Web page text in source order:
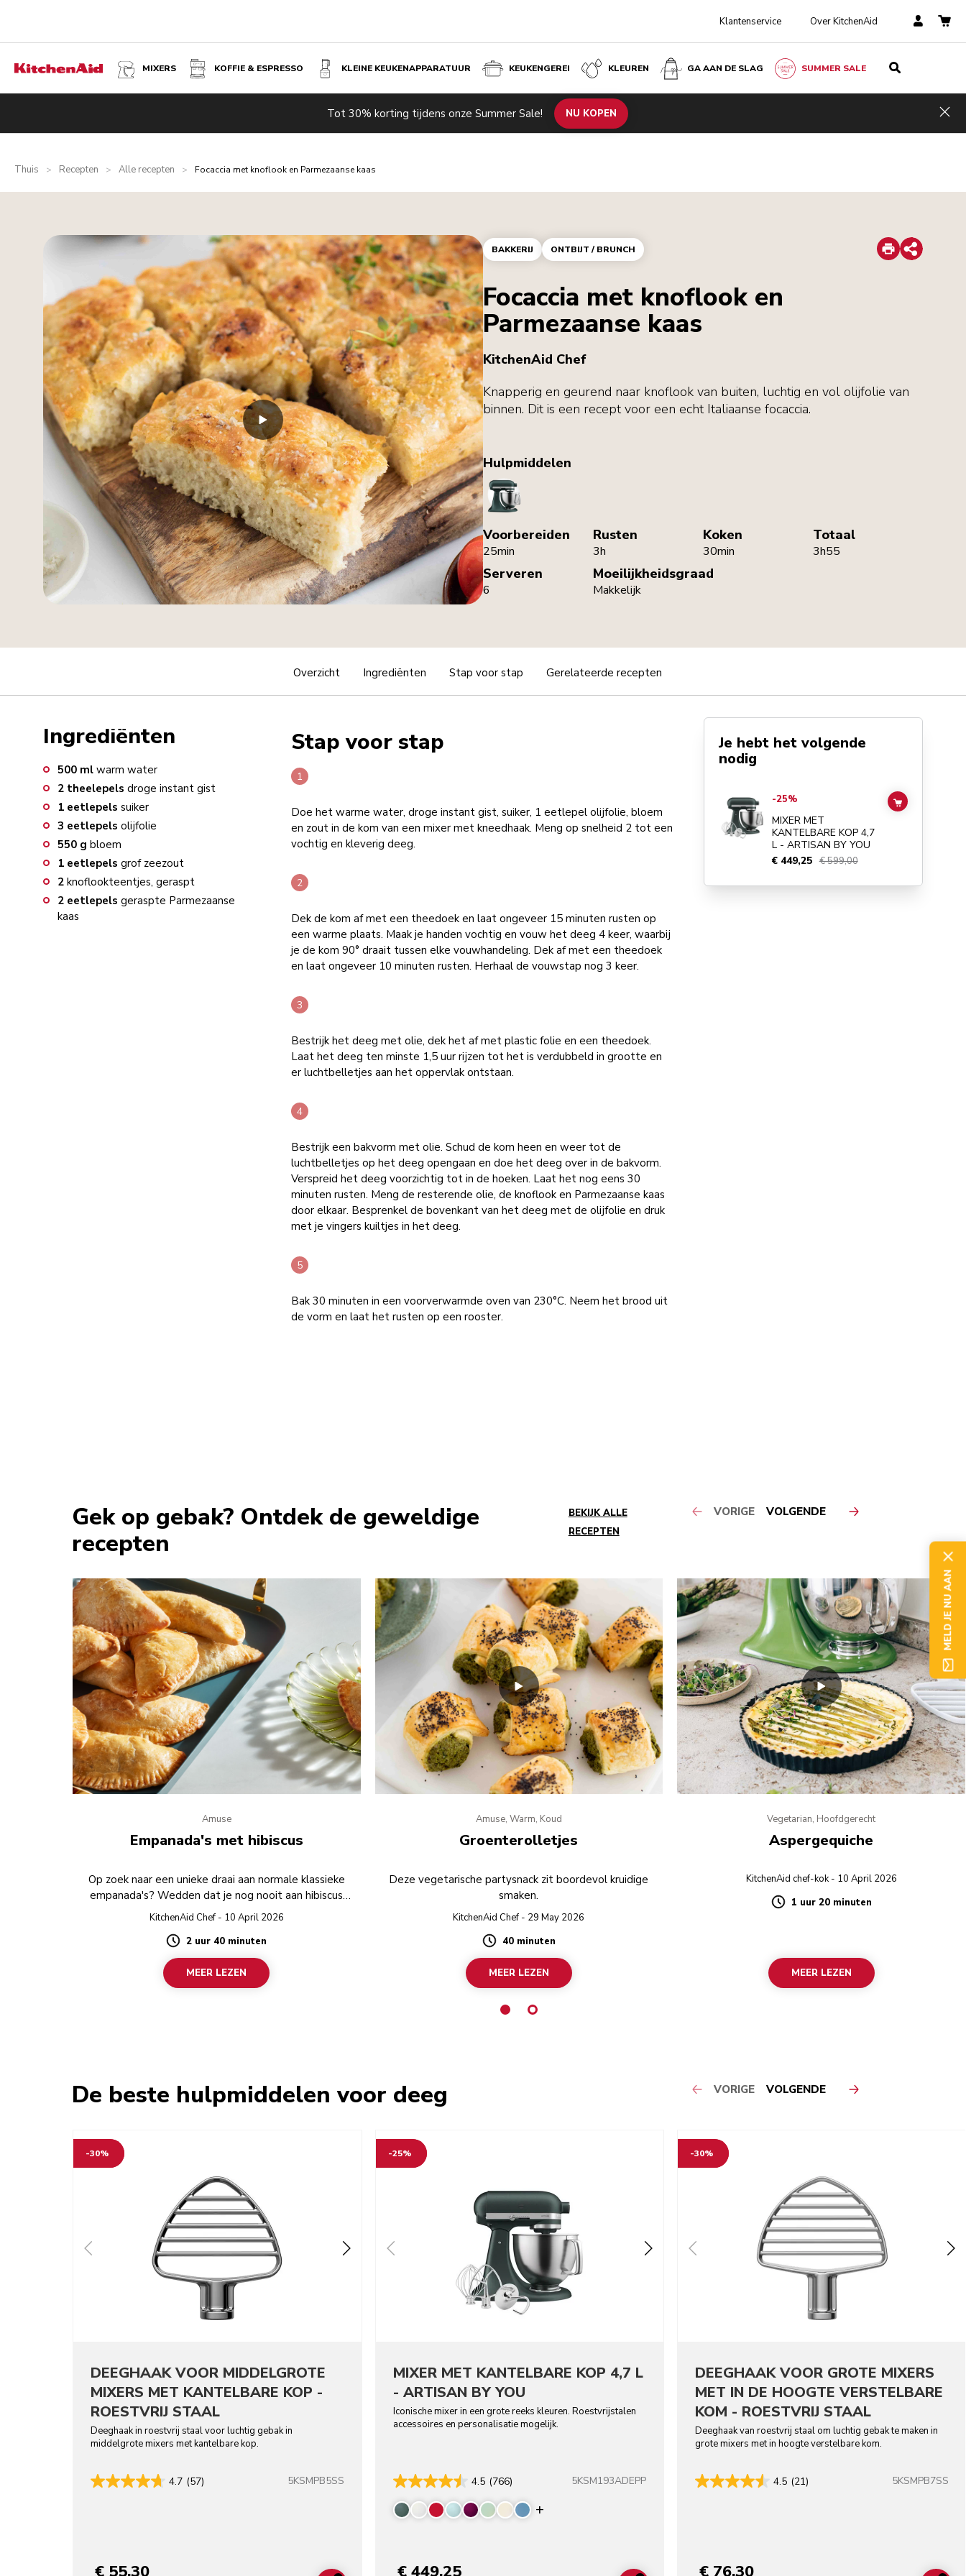
Klantenservice Over KitchenAid
MIXERS KOFFIE & ESPRESSO KLEINE KEUKENAPPARATUUR KEUKENGEREI KLEUREN GA AAN DE SLAG SUMMER SALE
Tot 30% korting tijdens onze Summer Sale! NU KOPEN
Thuis > Recepten > Alle recepten > Focaccia met knoflook en Parmezaanse kaas
BAKKERIJ ONTBIJT / BRUNCH Print
Share
Focaccia met knoflook en
Parmezaanse kaas
KitchenAid Chef
Knapperig en geurend naar knoflook van buiten, luchtig en vol olijfolie van
binnen. Dit is een recept voor een echt Italiaanse focaccia.
Hulpmiddelen
StandMixer
Voorbereiden
25min
Rusten
3h
Koken
30min
Totaal
3h55
Serveren
6
Moeilijkheidsgraad
Makkelijk
Overzicht Ingrediënten Stap voor stap Gerelateerde recepten
Ingrediënten
500 ml warm water
2 theelepels droge instant gist
1 eetlepels suiker
3 eetlepels olijfolie
550 g bloem
1 eetlepels grof zeezout
2 knoflookteentjes, geraspt
2 eetlepels geraspte Parmezaanse
kaas
Stap voor stap
Doe het warme water, droge instant gist, suiker, 1 eetlepel olijfolie, bloem
en zout in de kom van een mixer met kneedhaak. Meng op snelheid 2 tot een
vochtig en kleverig deeg.
Dek de kom af met een theedoek en laat ongeveer 15 minuten rusten op
een warme plaats. Maak je handen vochtig en vouw het deeg 4 keer, waarbij
je de kom 90° draait tussen elke vouwhandeling. Dek af met een theedoek
en laat ongeveer 10 minuten rusten. Herhaal de vouwstap nog 3 keer.
Bestrijk het deeg met olie, dek het af met plastic folie en een theedoek.
Laat het deeg ten minste 1,5 uur rijzen tot het is verdubbeld in grootte en
er luchtbelletjes aan het oppervlak ontstaan.
Bestrijk een bakvorm met olie. Schud de kom heen en weer tot de
luchtbelletjes op het deeg opengaan en doe het deeg over in de bakvorm.
Verspreid het deeg voorzichtig tot in de hoeken. Laat het nog eens 30
minuten rusten. Meng de resterende olie, de knoflook en Parmezaanse kaas
door elkaar. Besprenkel de bovenkant van het deeg met de olijfolie en druk
met je vingers kuiltjes in het deeg.
Bak 30 minuten in een voorverwarmde oven van 230°C. Neem het brood uit
de vorm en laat het rusten op een rooster.
Je hebt het volgende
nodig
Go toMIXER MET KANTELBARE KOP 4,7 L - ARTISAN BY
-25%
MIXER MET
KANTELBARE KOP 4,7
L - ARTISAN BY YOU
€ 449,25 € 599,00
ADD TO CART
Gek op gebak? Ontdek de geweldige
recepten
BEKIJK ALLE
RECEPTEN
VORIGE VOLGENDE
Amuse
Empanada's met hibiscus
Op zoek naar een unieke draai aan normale klassieke
empanada's? Wedden dat je nog nooit aan hibiscus
hebt gedacht?
KitchenAid Chef - 10 April 2026
Duration2 uur 40 minuten
MEER LEZEN
Amuse, Warm, Koud
Groenterolletjes
Deze vegetarische partysnack zit boordevol kruidige
smaken.
KitchenAid Chef - 29 May 2026
Duration
40 minuten
MEER LEZEN
Vegetarian, Hoofdgerecht
Aspergequiche
KitchenAid chef-kok - 10 April 2026
Duration1 uur 20 minuten
MEER LEZEN
De beste hulpmiddelen voor deeg VORIGE VOLGENDE
-30%
DEEGHAAK VOOR MIDDELGROTE
MIXERS MET KANTELBARE KOP -
ROESTVRIJ STAAL
Deeghaak in roestvrij staal voor luchtig gebak in
middelgrote mixers met kantelbare kop.
4.7 (57) 5KSMPB5SS
€ 55,30
-25%
MIXER MET KANTELBARE KOP 4,7 L
- ARTISAN BY YOU
Iconische mixer in een grote reeks kleuren. Roestvrijstalen
accessoires en personalisatie mogelijk.
4.5 (766) 5KSM193ADEPP
Display more colors
€ 449,25
-30%
DEEGHAAK VOOR GROTE MIXERS
MET IN DE HOOGTE VERSTELBARE
KOM - ROESTVRIJ STAAL
Deeghaak van roestvrij staal om luchtig gebak te maken in
grote mixers met in hoogte verstelbare kom.
4.5 (21) 5KSMPB7SS
€ 76,30
MELD JE NU AAN